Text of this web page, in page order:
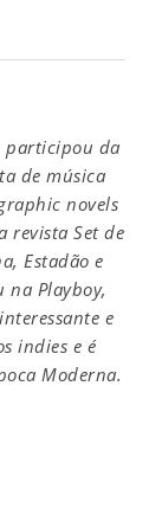
participou da
de música
novels
revista Set de
Estadão e
na Playboy,
e
indies e é
Moderna.